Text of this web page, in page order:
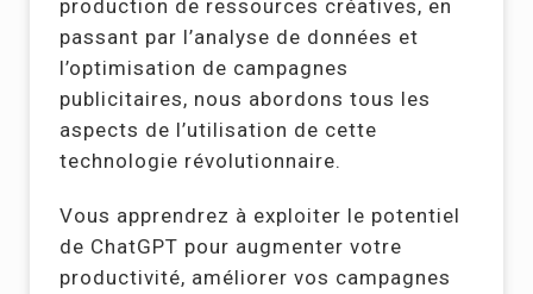
production de ressources créatives, en
passant par l’analyse de données et
l’optimisation de campagnes
publicitaires, nous abordons tous les
aspects de l’utilisation de cette
technologie révolutionnaire.
Vous apprendrez à exploiter le potentiel
de ChatGPT pour augmenter votre
productivité, améliorer vos campagnes